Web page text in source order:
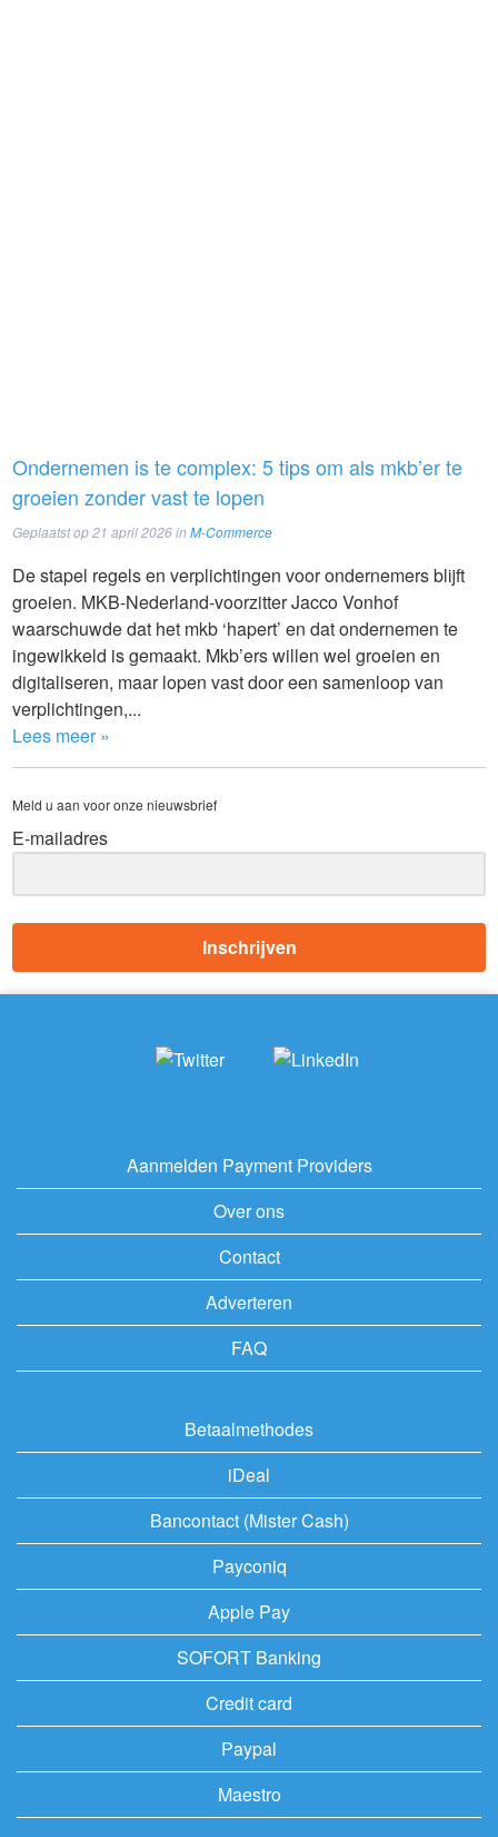
Ondernemen is te complex: 5 tips om als mkb’er te
groeien zonder vast te lopen
Geplaatst op21 april 2026inM-Commerce
De stapel regels en verplichtingen voor ondernemers blijft
groeien. MKB-Nederland-voorzitter Jacco Vonhof
waarschuwde dat het mkb ‘hapert’ en dat ondernemen te
ingewikkeld is gemaakt. Mkb’ers willen wel groeien en
digitaliseren, maar lopen vast door een samenloop van
verplichtingen,...
Lees meer »
Meld u aan voor onze nieuwsbrief
E-mailadres
Inschrijven
Aanmelden Payment Providers
Over ons
Contact
Adverteren
FAQ
Betaalmethodes
iDeal
Bancontact (Mister Cash)
Payconiq
Apple Pay
SOFORT Banking
Credit card
Paypal
Maestro